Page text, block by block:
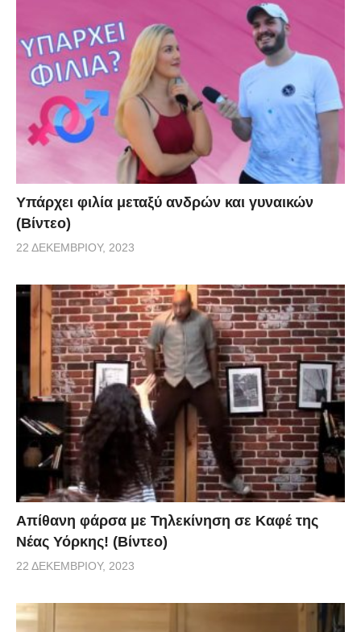
Υπάρχει φιλία μεταξύ ανδρών και γυναικών
(Βίντεο)
22 ΔΕΚΕΜΒΡΊΟΥ, 2023
Απίθανη φάρσα με Τηλεκίνηση σε Καφέ της
Νέας Υόρκης! (Βίντεο)
22 ΔΕΚΕΜΒΡΊΟΥ, 2023